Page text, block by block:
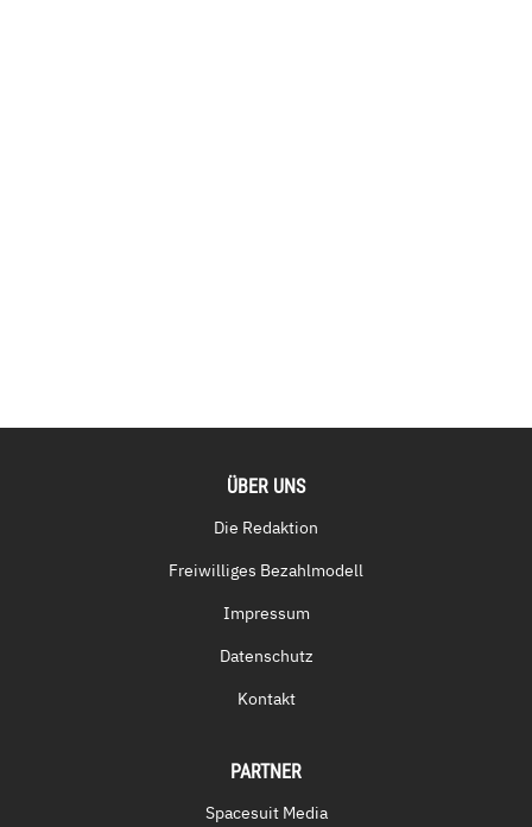
ÜBER UNS
Die Redaktion
Freiwilliges Bezahlmodell
Impressum
Datenschutz
Kontakt
PARTNER
Spacesuit Media